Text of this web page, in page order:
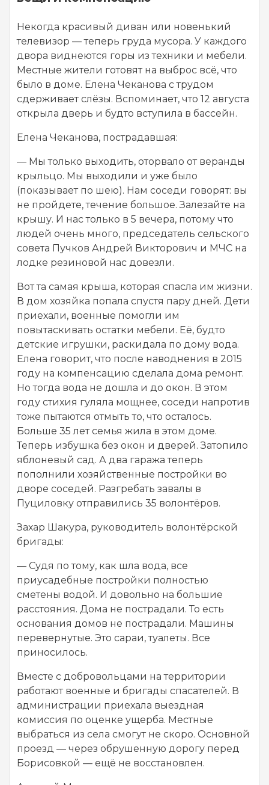
Некогда красивый диван или новенький
телевизор — теперь груда мусора. У каждого
двора виднеются горы из техники и мебели.
Местные жители готовят на выброс всё, что
было в доме. Елена Чеканова с трудом
сдерживает слёзы. Вспоминает, что 12 августа
открыла дверь и будто вступила в бассейн.
Елена Чеканова, пострадавшая:
— Мы только выходить, оторвало от веранды
крыльцо. Мы выходили и уже было
(показывает по шею). Нам соседи говорят: вы
не пройдете, течение большое. Залезайте на
крышу. И нас только в 5 вечера, потому что
людей очень много, председатель сельского
совета Пучков Андрей Викторович и МЧС на
лодке резиновой нас довезли.
Вот та самая крыша, которая спасла им жизни.
В дом хозяйка попала спустя пару дней. Дети
приехали, военные помогли им
повытаскивать остатки мебели. Её, будто
детские игрушки, раскидала по дому вода.
Елена говорит, что после наводнения в 2015
году на компенсацию сделала дома ремонт.
Но тогда вода не дошла и до окон. В этом
году стихия гуляла мощнее, соседи напротив
тоже пытаются отмыть то, что осталось.
Больше 35 лет семья жила в этом доме.
Теперь избушка без окон и дверей. Затопило
яблоневый сад. А два гаража теперь
пополнили хозяйственные постройки во
дворе соседей. Разгребать завалы в
Пуциловку отправились 35 волонтёров.
Захар Шакура, руководитель волонтёрской
бригады:
— Судя по тому, как шла вода, все
приусадебные постройки полностью
сметены водой. И довольно на большие
расстояния. Дома не пострадали. То есть
основания домов не пострадали. Машины
перевернутые. Это сараи, туалеты. Все
приносилось.
Вместе с добровольцами на территории
работают военные и бригады спасателей. В
администрации приехала выездная
комиссия по оценке ущерба. Местные
выбраться из села смогут не скоро. Основной
проезд — через обрушенную дорогу перед
Борисовкой — ещё не восстановлен.